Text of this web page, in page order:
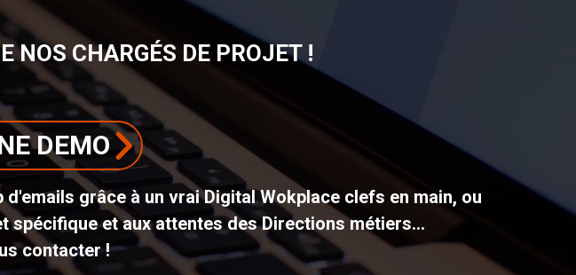
NOS CHARGÉS DE PROJET !
DEMO
grâce à un vrai Digital Wokplace clefs en main, ou
et aux attentes des Directions métiers...
contacter !